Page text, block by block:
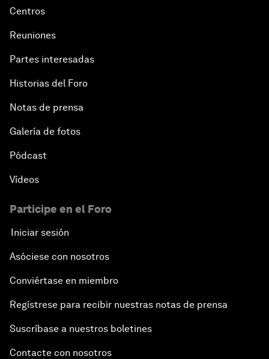
Centros
Reuniones
Partes interesadas
Historias del Foro
Notas de prensa
Galería de fotos
Pódcast
Vídeos
Participe en el Foro
Iniciar sesión
Asóciese con nosotros
Conviértase en miembro
Regístrese para recibir nuestras notas de prensa
Suscríbase a nuestros boletines
Contacte con nosotros